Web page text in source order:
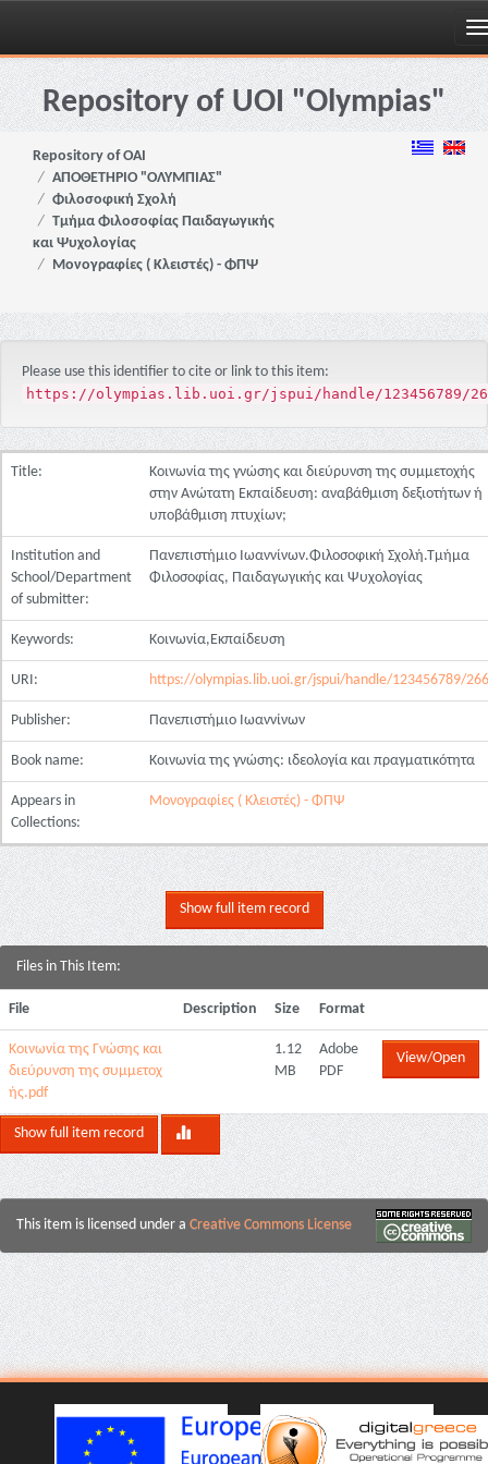
Skip
navigationRepository of UOI "Olympias"
Repository of OAI
ΑΠΟΘΕΤΗΡΙΟ "ΟΛΥΜΠΙΑΣ"
Φιλοσοφική Σχολή
Τμήμα Φιλοσοφίας Παιδαγωγικής
και Ψυχολογίας
Μονογραφίες ( Κλειστές) - ΦΠΨ
Please use this identifier to cite or link to this item:
https://olympias.lib.uoi.gr/jspui/handle/123456789/
Title:
Κοινωνία της γνώσης και διεύρυνση της συμμετοχής
στην Ανώτατη Εκπαίδευση: αναβάθμιση δεξιοτήτων ή
υποβάθμιση πτυχίων;
Institution and
School/Department
of submitter:
Πανεπιστήμιο Ιωαννίνων.Φιλοσοφική Σχολή.Τμήμα
Φιλοσοφίας, Παιδαγωγικής και Ψυχολογίας
Keywords: Κοινωνία,Εκπαίδευση
URI: https://olympias.lib.uoi.gr/jspui/handle/123456789/
Publisher: Πανεπιστήμιο Ιωαννίνων
Book name: Κοινωνία της γνώσης: ιδεολογία και πραγματικότητα
Appears in
Collections:
Μονογραφίες ( Κλειστές) - ΦΠΨ
Show full item record
Files in This Item:
File Description Size Format
Κοινωνία της Γνώσης και
διεύρυνση της συμμετοχ
ής.pdf
1.12
MB
Adobe
PDF
View/Open
Show full item record
This item is licensed under a Creative Commons License